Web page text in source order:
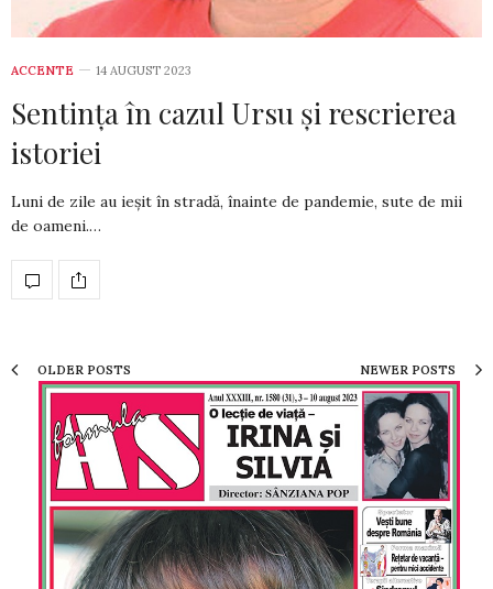
ACCENTE 14 AUGUST 2023
Sentința în cazul Ursu și rescrierea
istoriei
Luni de zile au ieșit în stradă, înainte de pandemie, sute de mii
de oameni.…
OLDER POSTS NEWER POSTS